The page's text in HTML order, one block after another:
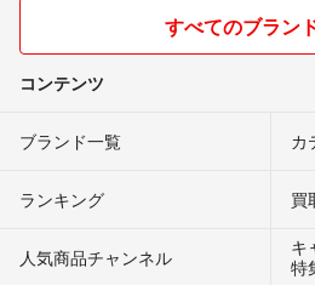
すべてのブラン
コンテンツ
ブランド一覧 カ
ランキング 買
人気商品チャンネル
キ
特